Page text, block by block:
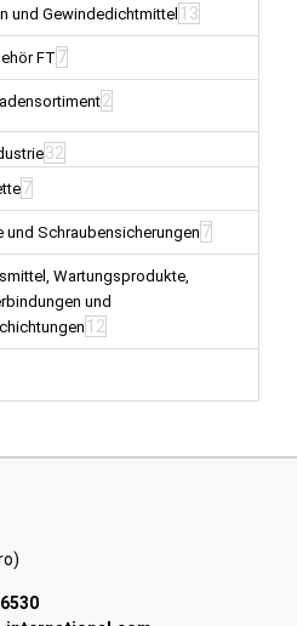
und Gewindedichtmittel 13
FT 7
2
32
7
Schraubensicherungen 7
Wartungsprodukte,
und
12